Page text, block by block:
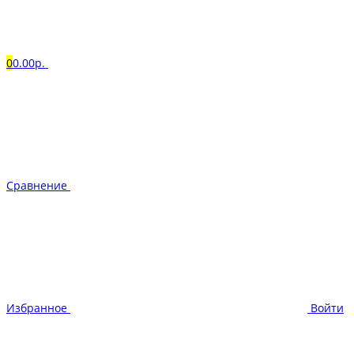
00.00р.
Сравнение
Избранное Войти